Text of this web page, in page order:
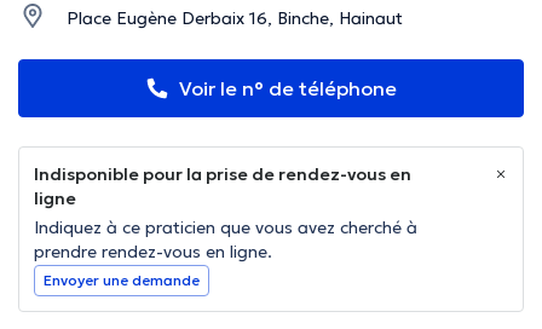
Place Eugène Derbaix 16, Binche, Hainaut
Voir le n° de téléphone
Indisponible pour la prise de rendez-vous en
ligne
Indiquez à ce praticien que vous avez cherché à
prendre rendez-vous en ligne.
Envoyer une demande